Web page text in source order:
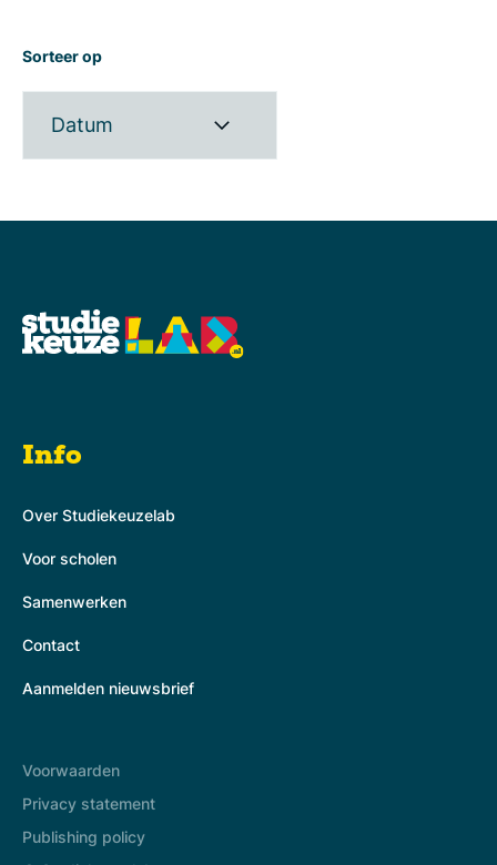
Sorteer op
Datum
Info
Over Studiekeuzelab
Voor scholen
Samenwerken
Contact
Aanmelden nieuwsbrief
Voorwaarden
Privacy statement
Publishing policy